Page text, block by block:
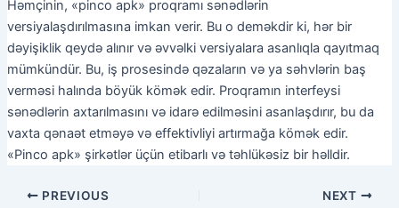
Həmçinin, «pinco apk» proqramı sənədlərin
versiyalaşdırılmasına imkan verir. Bu o deməkdir ki, hər bir
dəyişiklik qeydə alınır və əvvəlki versiyalara asanlıqla qayıtmaq
mümkündür. Bu, iş prosesində qəzaların və ya səhvlərin baş
verməsi halında böyük kömək edir. Proqramın interfeysi
sənədlərin axtarılmasını və idarə edilməsini asanlaşdırır, bu da
vaxta qənaət etməyə və effektivliyi artırmağa kömək edir.
«Pinco apk» şirkətlər üçün etibarlı və təhlükəsiz bir həlldir.
PREVIOUS NEXT